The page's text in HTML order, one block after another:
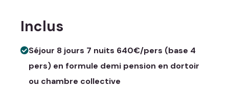
Inclus
Séjour 8 jours 7 nuits 640€/pers (base 4
pers) en formule demi pension en dortoir
ou chambre collective